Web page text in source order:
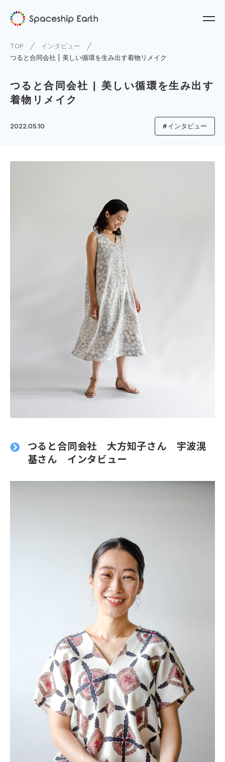
TOP
インタビュー
つると合同会社 | 美しい循環を生み出す着物リメイク
つると合同会社 | 美しい循環を生み出す
着物リメイク
2022.05.10 インタビュー
つると合同会社 大方知子さん 宇波滉
基さん インタビュー